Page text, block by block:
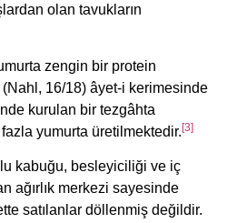
olan tavukların
zengin bir protein
(Nahl, 16/18) âyet-i kerimesinde
kurulan bir tezgâhta
yumurta üretilmektedir. [3]
kabuğu, besleyiciliği ve iç
ağırlık merkezi sayesinde
satılanlar döllenmiş değildir.